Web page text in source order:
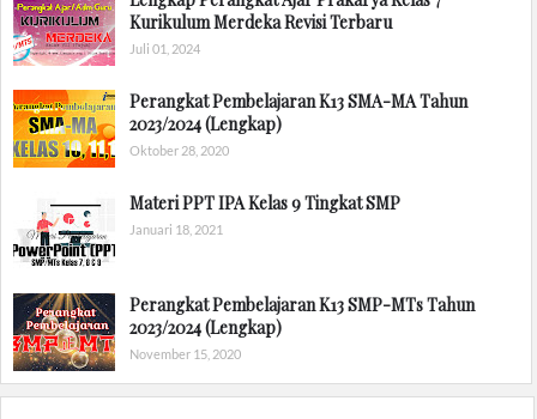
Kurikulum Merdeka Revisi Terbaru
Juli 01, 2024
Perangkat Pembelajaran K13 SMA-MA Tahun
2023/2024 (Lengkap)
Oktober 28, 2020
Materi PPT IPA Kelas 9 Tingkat SMP
Januari 18, 2021
Perangkat Pembelajaran K13 SMP-MTs Tahun
2023/2024 (Lengkap)
November 15, 2020